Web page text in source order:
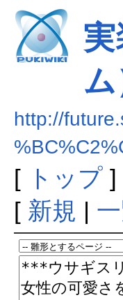
ム
http://
[ トップ]
[ 新規 |